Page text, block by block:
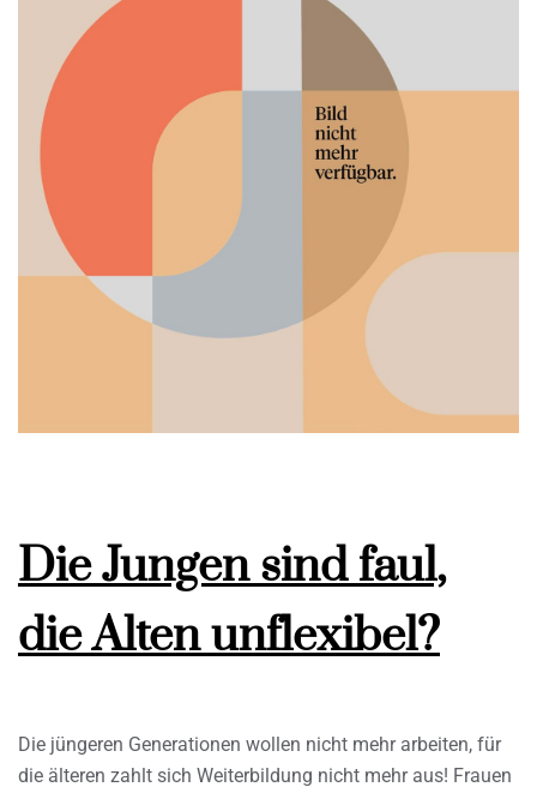
Die Jungen sind faul,
die Alten unflexibel?
Die jüngeren Generationen wollen nicht mehr arbeiten, für
die älteren zahlt sich Weiterbildung nicht mehr aus! Frauen